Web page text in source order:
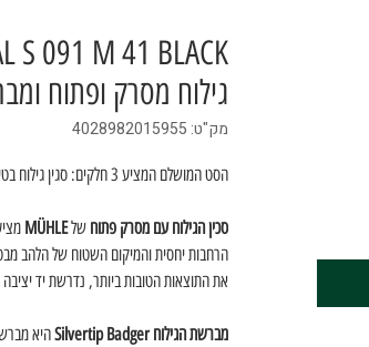
גילוח מסרק ופתוח
מק"ט: 4028982015955
הסט המושלם המציע 3 חלקים: סגין גילוח בטיחותית מסרק פתוח, מברשת גילוח משיערות גירית טבעיות ומעמד כרום.
סכין הגילוח עם מסרק פתוח שלMÜHLE
הרחבות יחסית והמיקום השטוח של הלהב
את התוצאות הטובות ביותר, נדרשת יד
מברשת הגילוח Silvertip Badger
היא